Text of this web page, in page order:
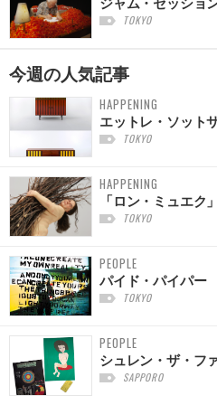
TOKYO
今週の人気記事
HAPPENING
エットレ・ソット
TOKYO
HAPPENING
「ロン・ミュエク
TOKYO
PEOPLE
パイド・パイパー
TOKYO
PEOPLE
シュレン・ザ・フ
SAPPORO